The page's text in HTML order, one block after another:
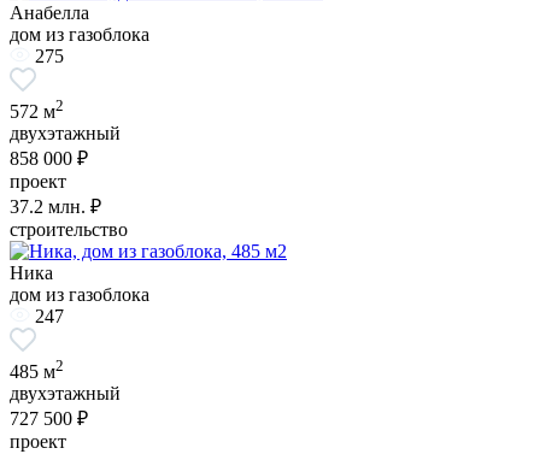
Анабелла
дом из газоблока
275
572 м2
двухэтажный
858 000 ₽
проект
37.2 млн. ₽
строительство
Ника
дом из газоблока
247
485 м2
двухэтажный
727 500 ₽
проект